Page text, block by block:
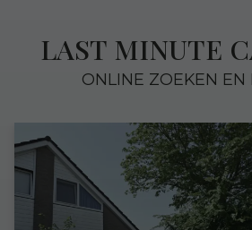
LAST MINUTE
ONLINE ZOEKEN EN